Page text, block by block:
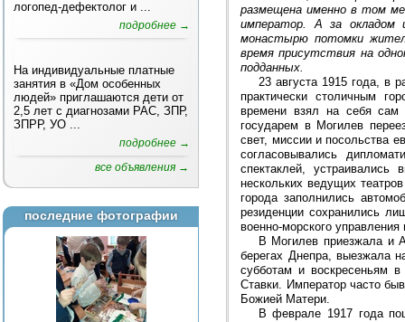
логопед-дефектолог и ...
подробнее →
На индивидуальные платные
занятия в «Дом особенных
людей» приглашаются дети от
2,5 лет с диагнозами РАС, ЗПР,
ЗПРР, УО ...
подробнее →
все объявления →
последние фотографии
размещена именно в том
император. А за окладом
монастырю потомки
время присутствия на
подданных.
23 августа 1915 года, в
практически столичным
времени взял на себя сам
государем в Могилев
свет, миссии и посольства
согласовывались
спектаклей,
нескольких ведущих
города заполнились
резиденции сохранились
военно-морского
В Могилев приезжала и
берегах Днепра, выезжала
субботам и воскресеньям
Ставки. Император часто
Божией Матери.
В феврале 1917 года